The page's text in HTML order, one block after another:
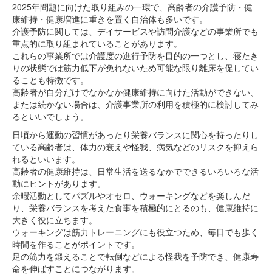
2025年問題に向けた取り組みの一環で、高齢者の介護予防・健
康維持・健康増進に重きを置く自治体も多いです。
介護予防に関しては、デイサービスや訪問介護などの事業所でも
重点的に取り組まれていることがあります。
これらの事業所では介護度の進行予防を目的の一つとし、寝たき
りの状態では筋力低下が免れないため可能な限り離床を促してい
ることも特徴です。
高齢者が自分だけでなかなか健康維持に向けた活動ができない、
または続かない場合は、介護事業所の利用を積極的に検討してみ
るといいでしょう。
日頃から運動の習慣があったり栄養バランスに関心を持ったりし
ている高齢者は、体力の衰えや怪我、病気などのリスクを抑えら
れるといいます。
高齢者の健康維持は、日常生活を送るなかでできるいろいろな活
動にヒントがあります。
余暇活動としてパズルやオセロ、ウォーキングなどを楽しんだ
り、栄養バランスを考えた食事を積極的にとるのも、健康維持に
大きく役に立ちます。
ウォーキングは筋力トレーニングにも役立つため、毎日でも歩く
時間を作ることがポイントです。
足の筋力を鍛えることで転倒などによる怪我を予防でき、健康寿
命を伸ばすことにつながります。